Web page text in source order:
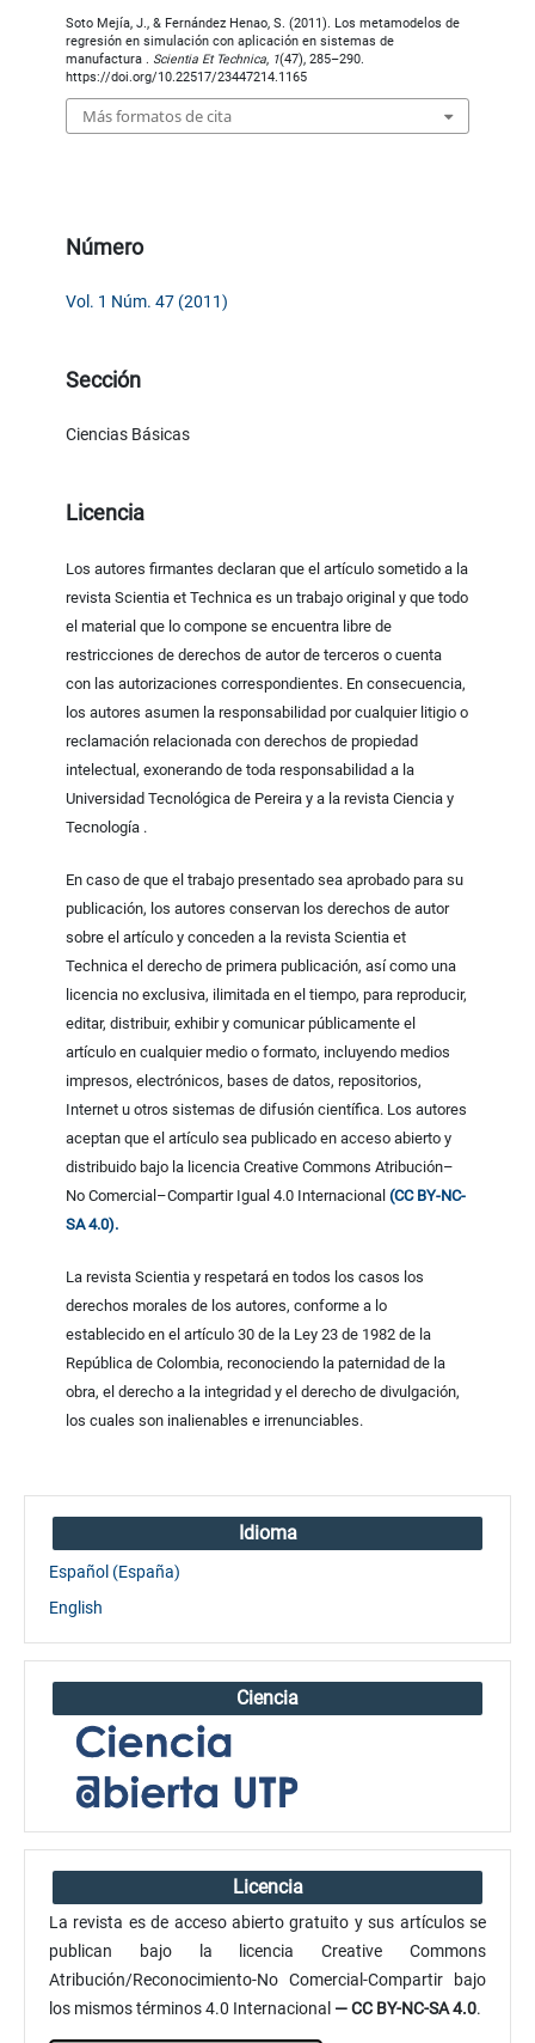
Soto Mejía, J., & Fernández Henao, S. (2011). Los metamodelos de
regresión en simulación con aplicación en sistemas de
manufactura . Scientia Et Technica, 1(47), 285–290.
https://doi.org/10.22517/23447214.1165
Más formatos de cita
Número
Vol. 1 Núm. 47 (2011)
Sección
Ciencias Básicas
Licencia
Los autores firmantes declaran que el artículo sometido a la
revista Scientia et Technica es un trabajo original y que todo
el material que lo compone se encuentra libre de
restricciones de derechos de autor de terceros o cuenta
con las autorizaciones correspondientes. En consecuencia,
los autores asumen la responsabilidad por cualquier litigio o
reclamación relacionada con derechos de propiedad
intelectual, exonerando de toda responsabilidad a la
Universidad Tecnológica de Pereira y a la revista Ciencia y
Tecnología .
En caso de que el trabajo presentado sea aprobado para su
publicación, los autores conservan los derechos de autor
sobre el artículo y conceden a la revista Scientia et
Technica el derecho de primera publicación, así como una
licencia no exclusiva, ilimitada en el tiempo, para reproducir,
editar, distribuir, exhibir y comunicar públicamente el
artículo en cualquier medio o formato, incluyendo medios
impresos, electrónicos, bases de datos, repositorios,
Internet u otros sistemas de difusión científica. Los autores
aceptan que el artículo sea publicado en acceso abierto y
distribuido bajo la licencia Creative Commons Atribución–
No Comercial–Compartir Igual 4.0 Internacional(CC BY-NC-
SA 4.0).
La revista Scientia y respetará en todos los casos los
derechos morales de los autores, conforme a lo
establecido en el artículo 30 de la Ley 23 de 1982 de la
República de Colombia, reconociendo la paternidad de la
obra, el derecho a la integridad y el derecho de divulgación,
los cuales son inalienables e irrenunciables.
Idioma
Español (España)
English
Ciencia
Licencia
La revista es de acceso abierto gratuito y sus artículos se
publican bajo la licencia Creative Commons
Atribución/Reconocimiento-No Comercial-Compartir bajo
los mismos términos 4.0 Internacional — CC BY-NC-SA 4.0.